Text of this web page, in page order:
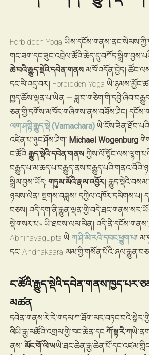
Forbidden Yoga
ཆེ་བའི་རྒྱུད་སྡེའི་དབེན་གནས མཁོ་འདོན་བྱེད།
དང་མི་འདྲ་བར། Forbidden Yoga
ཁྱད་ཆོས་ལྡན་པ་ཡིན —
ཅན་གྱི་དགོས་མཁོར་གཞིགས་ནས་བཟོས་ཤིང།
ལག་ཤཀྟི་རྒྱུད་སྡེ (Vamachara)
འཛིན་པ་ཉུང་ཤོས་ཤིག་ Michael Wogenburg
ང་ཚོའིརྒྱུད་སྡེའི་དབེན་གནས
སྒྲིལ་བྱས་ཡོད: གཏུམ་མོའི་རྣལ་འབྱོར།
ཉམས་ལེན། སྔགས་བཟླས། དཀྱིལ་འཁོར་དམིགས་པ།
བཅས།
སྡེ་གསར་པ» ཡི་ཐབས་ལམ་མིན།
Abhinavagupta ཡི ཀ་ཤི་མི་རའི་དབང་ཕྱུག་པ།
དང་ Andhakaara
མཚན
ལིཡི་རྒྱ་མཚོའི་འགྲམ་གྱི་ཁང་ཆེན་དངཀོ་སྟ་རི་ཀ
ནས་ མོང་གོ་ལི་ཡ